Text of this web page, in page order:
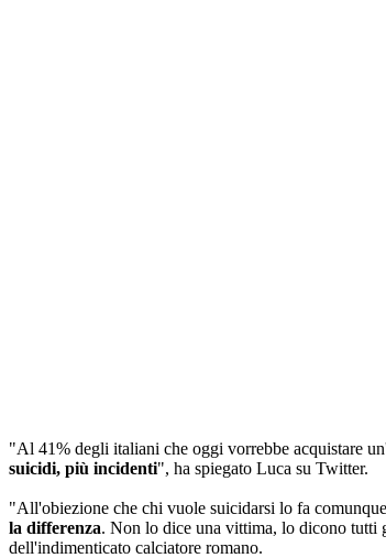
"Al 41% degli italiani che oggi vorrebbe acquistare
suicidi, più incidenti", ha spiegato Luca su Twitter.
"All'obiezione che chi vuole suicidarsi lo fa
la differenza. Non lo dice una vittima, lo dicono tutti
dell'indimenticato calciatore romano.